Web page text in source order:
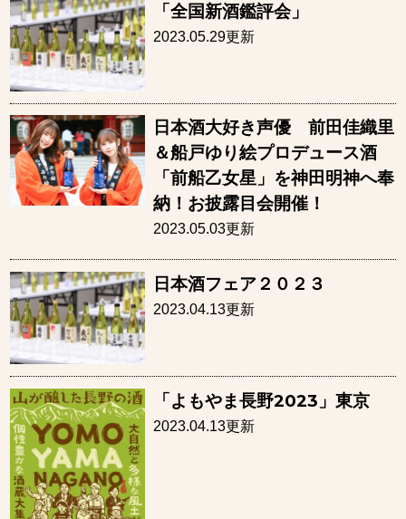
「全国新酒鑑評会」
2023.05.29更新
日本酒大好き声優 前田佳織里
＆船戸ゆり絵プロデュース酒
「前船乙女星」を神田明神へ奉
納！お披露目会開催！
2023.05.03更新
日本酒フェア２０２３
2023.04.13更新
「よもやま長野2023」東京
2023.04.13更新